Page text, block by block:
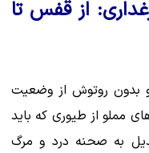
از قفس تا
بدون روتوش از وضعیت
مملو از طیوری که باید
به صحنه درد و مرگ